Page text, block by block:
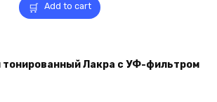
Add to cart
тонированный Лакра с УФ-фильтром